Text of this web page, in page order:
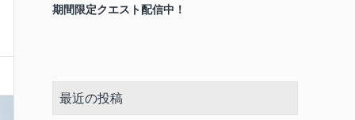
期間限定クエスト配信中！
最近の投稿